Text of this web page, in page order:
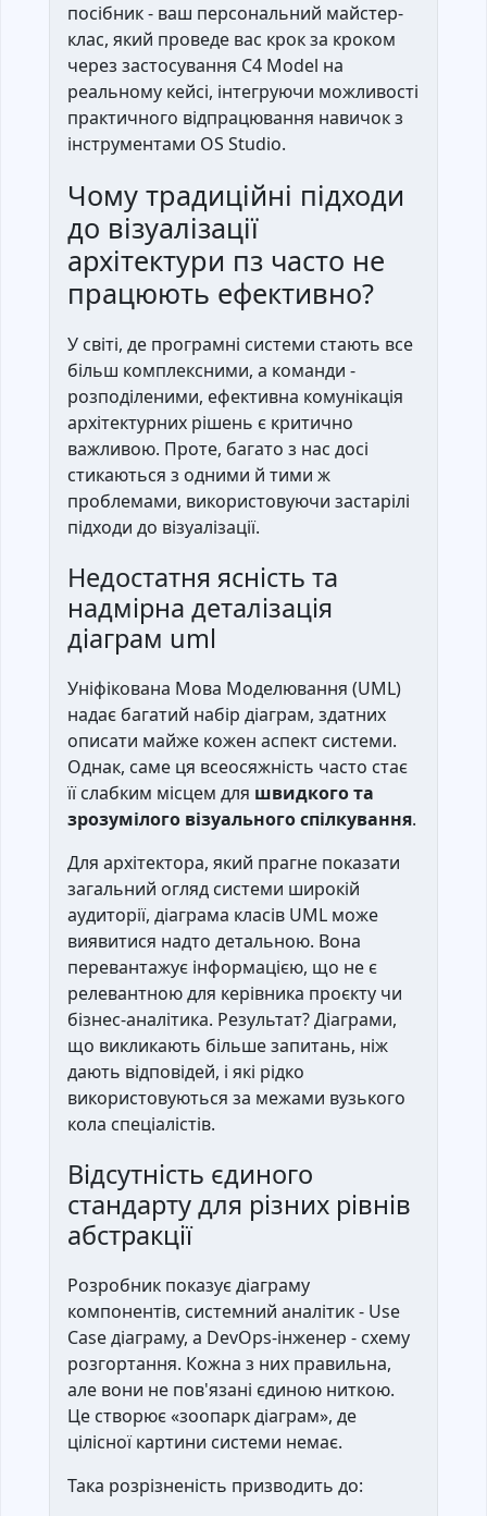
посібник - ваш персональний майстер-
клас, який проведе вас крок за кроком
через застосування C4 Model на
реальному кейсі, інтегруючи можливості
практичного відпрацювання навичок з
інструментами OS Studio.
Чому традиційні підходи
до візуалізації
архітектури пз часто не
працюють ефективно?
У світі, де програмні системи стають все
більш комплексними, а команди -
розподіленими, ефективна комунікація
архітектурних рішень є критично
важливою. Проте, багато з нас досі
стикаються з одними й тими ж
проблемами, використовуючи застарілі
підходи до візуалізації.
Недостатня ясність та
надмірна деталізація
діаграм uml
Уніфікована Мова Моделювання (UML)
надає багатий набір діаграм, здатних
описати майже кожен аспект системи.
Однак, саме ця всеосяжність часто стає
її слабким місцем для швидкого та
зрозумілого візуального спілкування.
Для архітектора, який прагне показати
загальний огляд системи широкій
аудиторії, діаграма класів UML може
виявитися надто детальною. Вона
перевантажує інформацією, що не є
релевантною для керівника проєкту чи
бізнес-аналітика. Результат? Діаграми,
що викликають більше запитань, ніж
дають відповідей, і які рідко
використовуються за межами вузького
кола спеціалістів.
Відсутність єдиного
стандарту для різних рівнів
абстракції
Розробник показує діаграму
компонентів, системний аналітик - Use
Case діаграму, а DevOps-інженер - схему
розгортання. Кожна з них правильна,
але вони не пов'язані єдиною ниткою.
Це створює «зоопарк діаграм», де
цілісної картини системи немає.
Така розрізненість призводить до: